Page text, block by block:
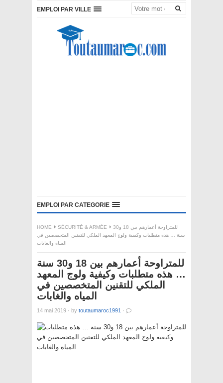
EMPLOI PAR VILLE
EMPLOI PAR CATEGORIE
HOME SÉCURITÉ & ARMÉE
للمتراوحة أعمارهم بين 18 و30
سنة … هذه متطلبات وكيفية ولوج المعهد الملكي للتقنين المتخصصين في
المياه والغابات
للمتراوحة أعمارهم بين 18 و30 سنة
… هذه متطلبات وكيفية ولوج المعهد
الملكي للتقنين المتخصصين في
المياه والغابات
14 mai 2019 · by toutaumaroc1991 ·